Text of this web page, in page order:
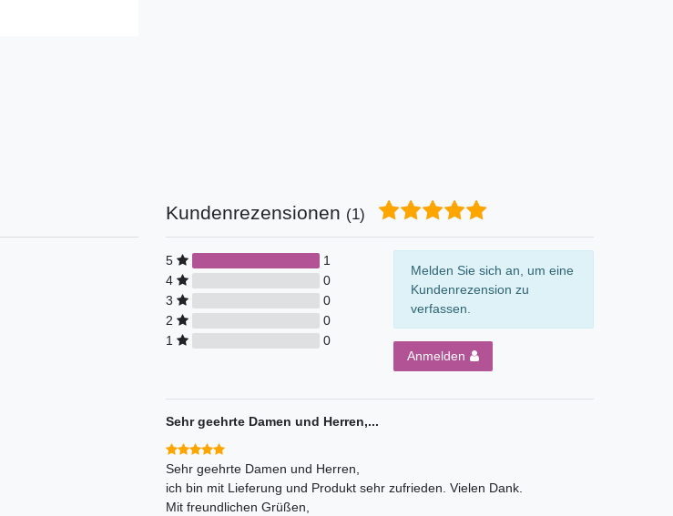
Kundenrezensionen (1)
5
1
4
0
3
0
2
0
1
0
Melden Sie sich an, um eine
Kundenrezension zu
verfassen.
Anmelden
Sehr geehrte Damen und Herren,...
Sehr geehrte Damen und Herren,
ich bin mit Lieferung und Produkt sehr zufrieden. Vielen Dank.
Mit freundlichen Grüßen,